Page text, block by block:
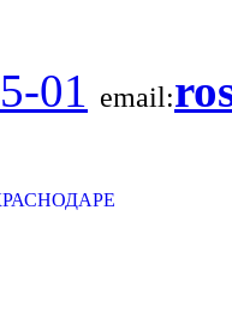
01 email: